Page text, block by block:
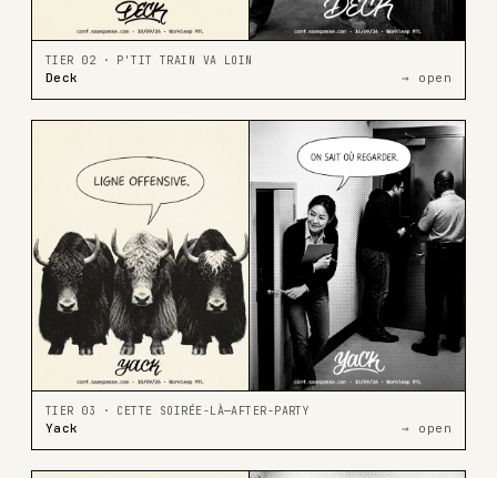
TIER 02 · P'TIT TRAIN VA LOIN
Deck → open
TIER 03 · CETTE SOIRÉE-LÀ—AFTER-PARTY
Yack → open